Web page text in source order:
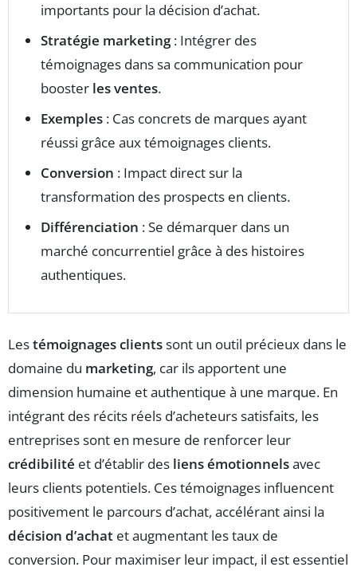
importants pour la décision d’achat.
Stratégie marketing: Intégrer des
témoignages dans sa communication pour
booster les ventes.
Exemples : Cas concrets de marques ayant
réussi grâce aux témoignages clients.
Conversion : Impact direct sur la
transformation des prospects en clients.
Différenciation : Se démarquer dans un
marché concurrentiel grâce à des histoires
authentiques.
Lestémoignages clientssont un outil précieux dans le
domaine du marketing, car ils apportent une
dimension humaine et authentique à une marque. En
intégrant des récits réels d’acheteurs satisfaits, les
entreprises sont en mesure de renforcer leur
crédibilité et d’établir des liens émotionnelsavec
leurs clients potentiels. Ces témoignages influencent
positivement le parcours d’achat, accélérant ainsi la
décision d’achat et augmentant les taux de
conversion. Pour maximiser leur impact, il est essentiel